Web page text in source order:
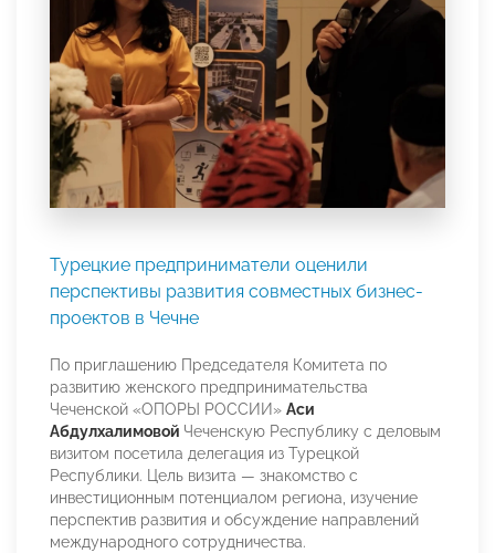
Турецкие предприниматели оценили
перспективы развития совместных бизнес-
проектов в Чечне
По приглашению Председателя Комитета по
развитию женского предпринимательства
Чеченской «ОПОРЫ РОССИИ» Аси
Абдулхалимовой Чеченскую Республику с деловым
визитом посетила делегация из Турецкой
Республики. Цель визита — знакомство с
инвестиционным потенциалом региона, изучение
перспектив развития и обсуждение направлений
международного сотрудничества.